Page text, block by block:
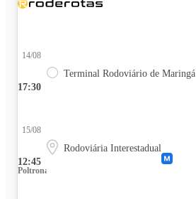
17:30
14/08
Terminal Rodoviário de Maringá
12:45
15/08
Rodoviária Interestadual
Poltrona